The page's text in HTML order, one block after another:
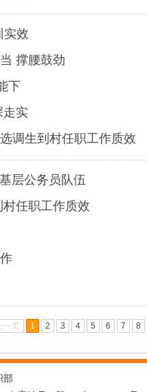
实效
撑腰鼓劲
下
走实
调生到村任职工作质效
层公务员队伍
任职工作质效
上一页 1 2 3 4 5 6 7 8
部